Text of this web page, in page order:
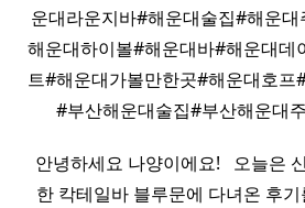
운대라운지바#해운대술집#해운대
해운대하이볼#해운대바#해운대데
트#해운대가볼만한곳#해운대호프
#부산해운대술집#부산해운대
안녕하세요 나양이에요! ​ ​ 오늘은
한 칵테일바 블루문에 다녀온 후